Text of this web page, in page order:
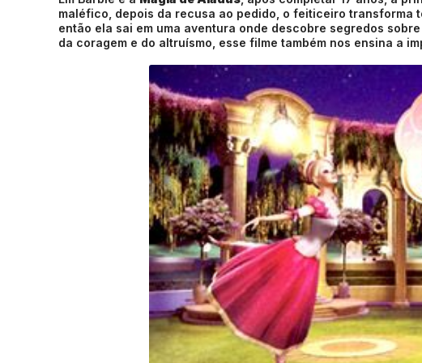
maléfico, depois da recusa ao pedido, o feiticeiro transforma
então ela sai em uma aventura onde descobre segredos
da coragem e do altruísmo, esse filme também nos ensina a